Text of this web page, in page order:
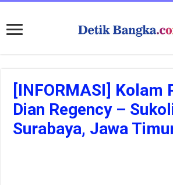
[INFORMASI] Kolam
Dian Regency –
Surabaya, Jawa